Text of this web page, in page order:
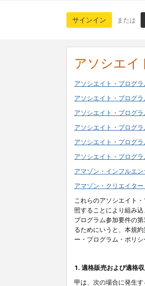
サインイン または
アソシエイ
アソシエイト・プログ
アソシエイト・プログ
アソシエイト・プログ
アソシエイト・プログ
アソシエイト・プログ
アソシエイト・プログ
アマゾン・インフルエ
アマゾン・クリエイタ
これらのアソシエイト
照することにより組み
プログラム参加要件の
るためにいうと、本規
ー・プログラム・ポリ
1. 適格販売および適格収
甲は、次の場合に発生す